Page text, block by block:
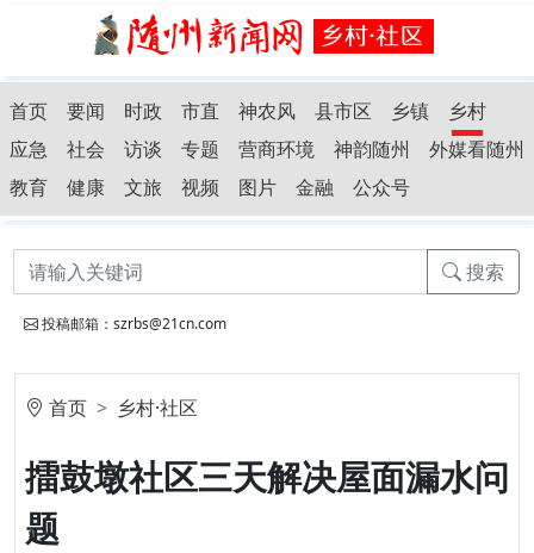
首页 要闻 时政 市直 神农风 县市区 乡镇
乡村
应急
社会 访谈 专题 营商环境 神韵随州
外媒看随州
教育
健康 文旅 视频 图片 金融 公众号
搜索
投稿邮箱：szrbs@21cn.com
首页 乡村·社区
擂鼓墩社区三天解决屋面漏水问
题